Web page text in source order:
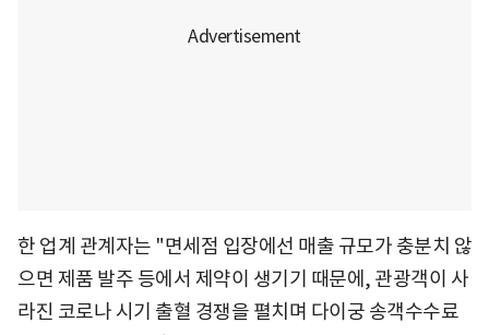
한 업계 관계자는 "면세점 입장에선 매출 규모가 충분치 않
으면 제품 발주 등에서 제약이 생기기 때문에, 관광객이 사
라진 코로나 시기 출혈 경쟁을 펼치며 다이궁 송객수수료